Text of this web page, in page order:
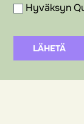
Hyväksyn
LÄHETÄ